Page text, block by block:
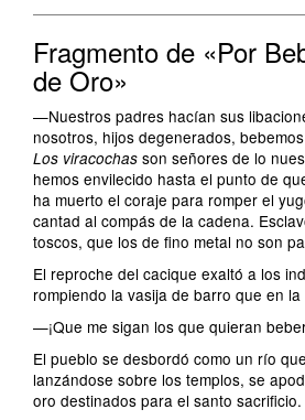
Fragmento de «Por
de Oro»
—Nuestros padres hacían sus
nosotros, hijos degenerados,
Los viracochas son señores de lo
hemos envilecido hasta el punto de
ha muerto el coraje para romper el
cantad al compás de la cadena.
toscos, que los de fino metal no son
El reproche del cacique exaltó a los
rompiendo la vasija de barro que en
—¡Que me sigan los que quieran
El pueblo se desbordó como un río
lanzándose sobre los templos, se
oro destinados para el santo sacrificio.